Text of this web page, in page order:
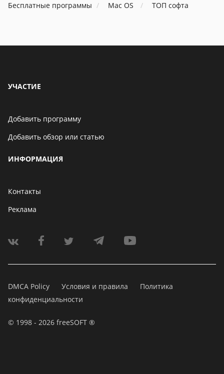
Бесплатные программы Mac OS ТОП софта
УЧАСТИЕ
Добавить программу
Добавить обзор или статью
ИНФОРМАЦИЯ
Контакты
Реклама
DMCA Policy Условия и правила
Политика
конфиденциальности
© 1998 - 2026 freeSOFT ®